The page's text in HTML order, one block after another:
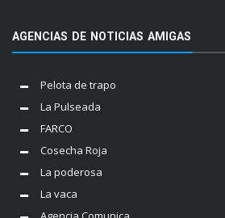
AGENCIAS DE NOTICIAS AMIGAS
Pelota de trapo
La Pulseada
FARCO
Cosecha Roja
La poderosa
La vaca